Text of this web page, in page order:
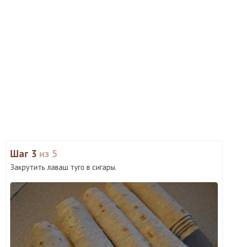
Шаг 3 из 5
Закрутить лаваш туго в сигары.